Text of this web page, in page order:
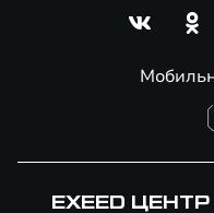
EXEED